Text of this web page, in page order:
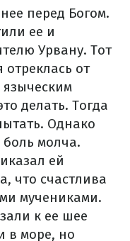
перед Богом.
ее и
Урвану. Тот
от
делать. Тогда
Однако
молча.
ей
что счастлива
мучениками.
к ее шее
в море, но